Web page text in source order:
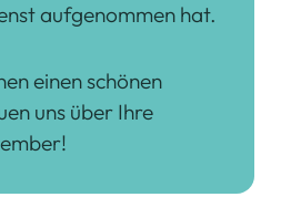
aufgenommen hat.
einen schönen
uns über Ihre